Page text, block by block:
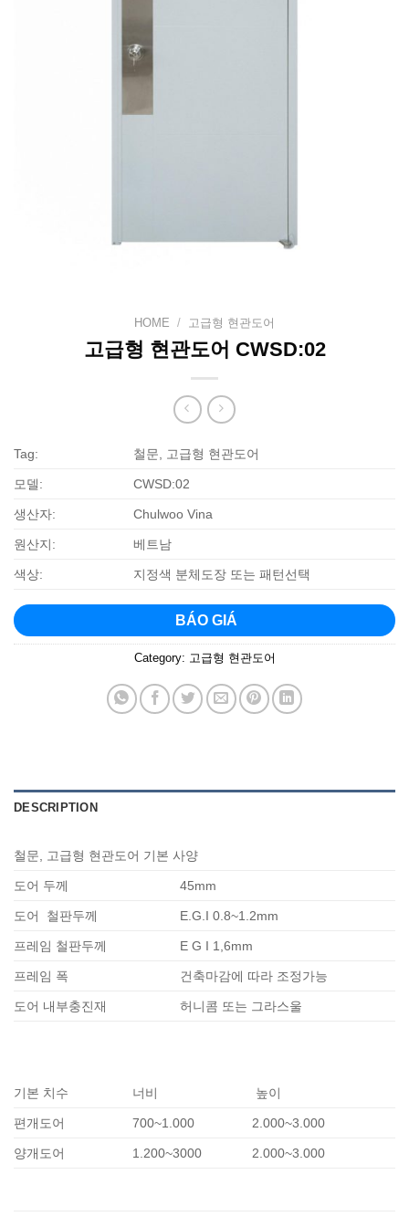
HOME / 고급형 현관도어
고급형 현관도어 CWSD:02
Tag: 철문, 고급형 현관도어
모델: CWSD:02
생산자: Chulwoo Vina
원산지: 베트남
색상: 지정색 분체도장 또는 패턴선택
BÁO GIÁ
Category: 고급형 현관도어
DESCRIPTION
철문, 고급형 현관도어 기본 사양
도어 두께 45mm
도어 철판두께 E.G.I 0.8~1.2mm
프레임 철판두께 E G I 1,6mm
프레임 폭 건축마감에 따라 조정가능
도어 내부충진재 허니콤 또는 그라스울
기본 치수 너비 높이
편개도어 700~1.000 2.000~3.000
양개도어 1.200~3000 2.000~3.000